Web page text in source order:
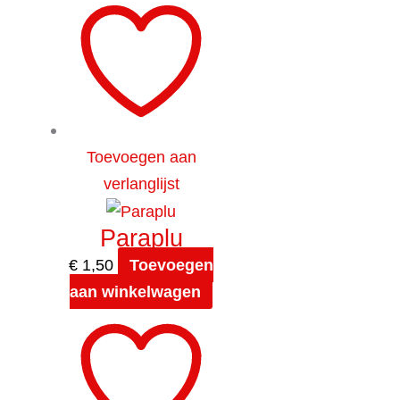
Toevoegen aan
verlanglijst
Paraplu
€1,50
Toevoegen
aan winkelwagen